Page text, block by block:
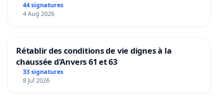
44 signatures
4 Aug 2026
Rétablir des conditions de vie dignes à la
chaussée d'Anvers 61 et 63
33 signatures
8 Jul 2026